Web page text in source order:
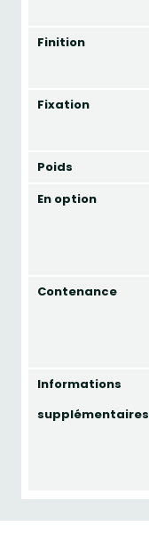
Finition
Fixation
Poids
En option
Contenance
Informations
supplémentaires